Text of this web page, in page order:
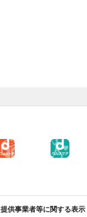
提供事業者等に関する表示